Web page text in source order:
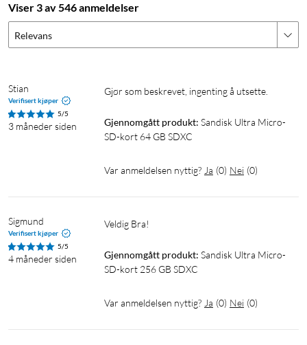
Viser 3 av 546 anmeldelser
Relevans
Stian
Verifisert kjøper
5/5
3 måneder siden
Gjør som beskrevet, ingenting å utsette.
Gjennomgått produkt: Sandisk Ultra Micro-
SD-kort 64 GB SDXC
Var anmeldelsen nyttig? Ja (0) Nei (0)
Sigmund
Verifisert kjøper
5/5
4 måneder siden
Veldig Bra!
Gjennomgått produkt: Sandisk Ultra Micro-
SD-kort 256 GB SDXC
Var anmeldelsen nyttig? Ja (0) Nei (0)